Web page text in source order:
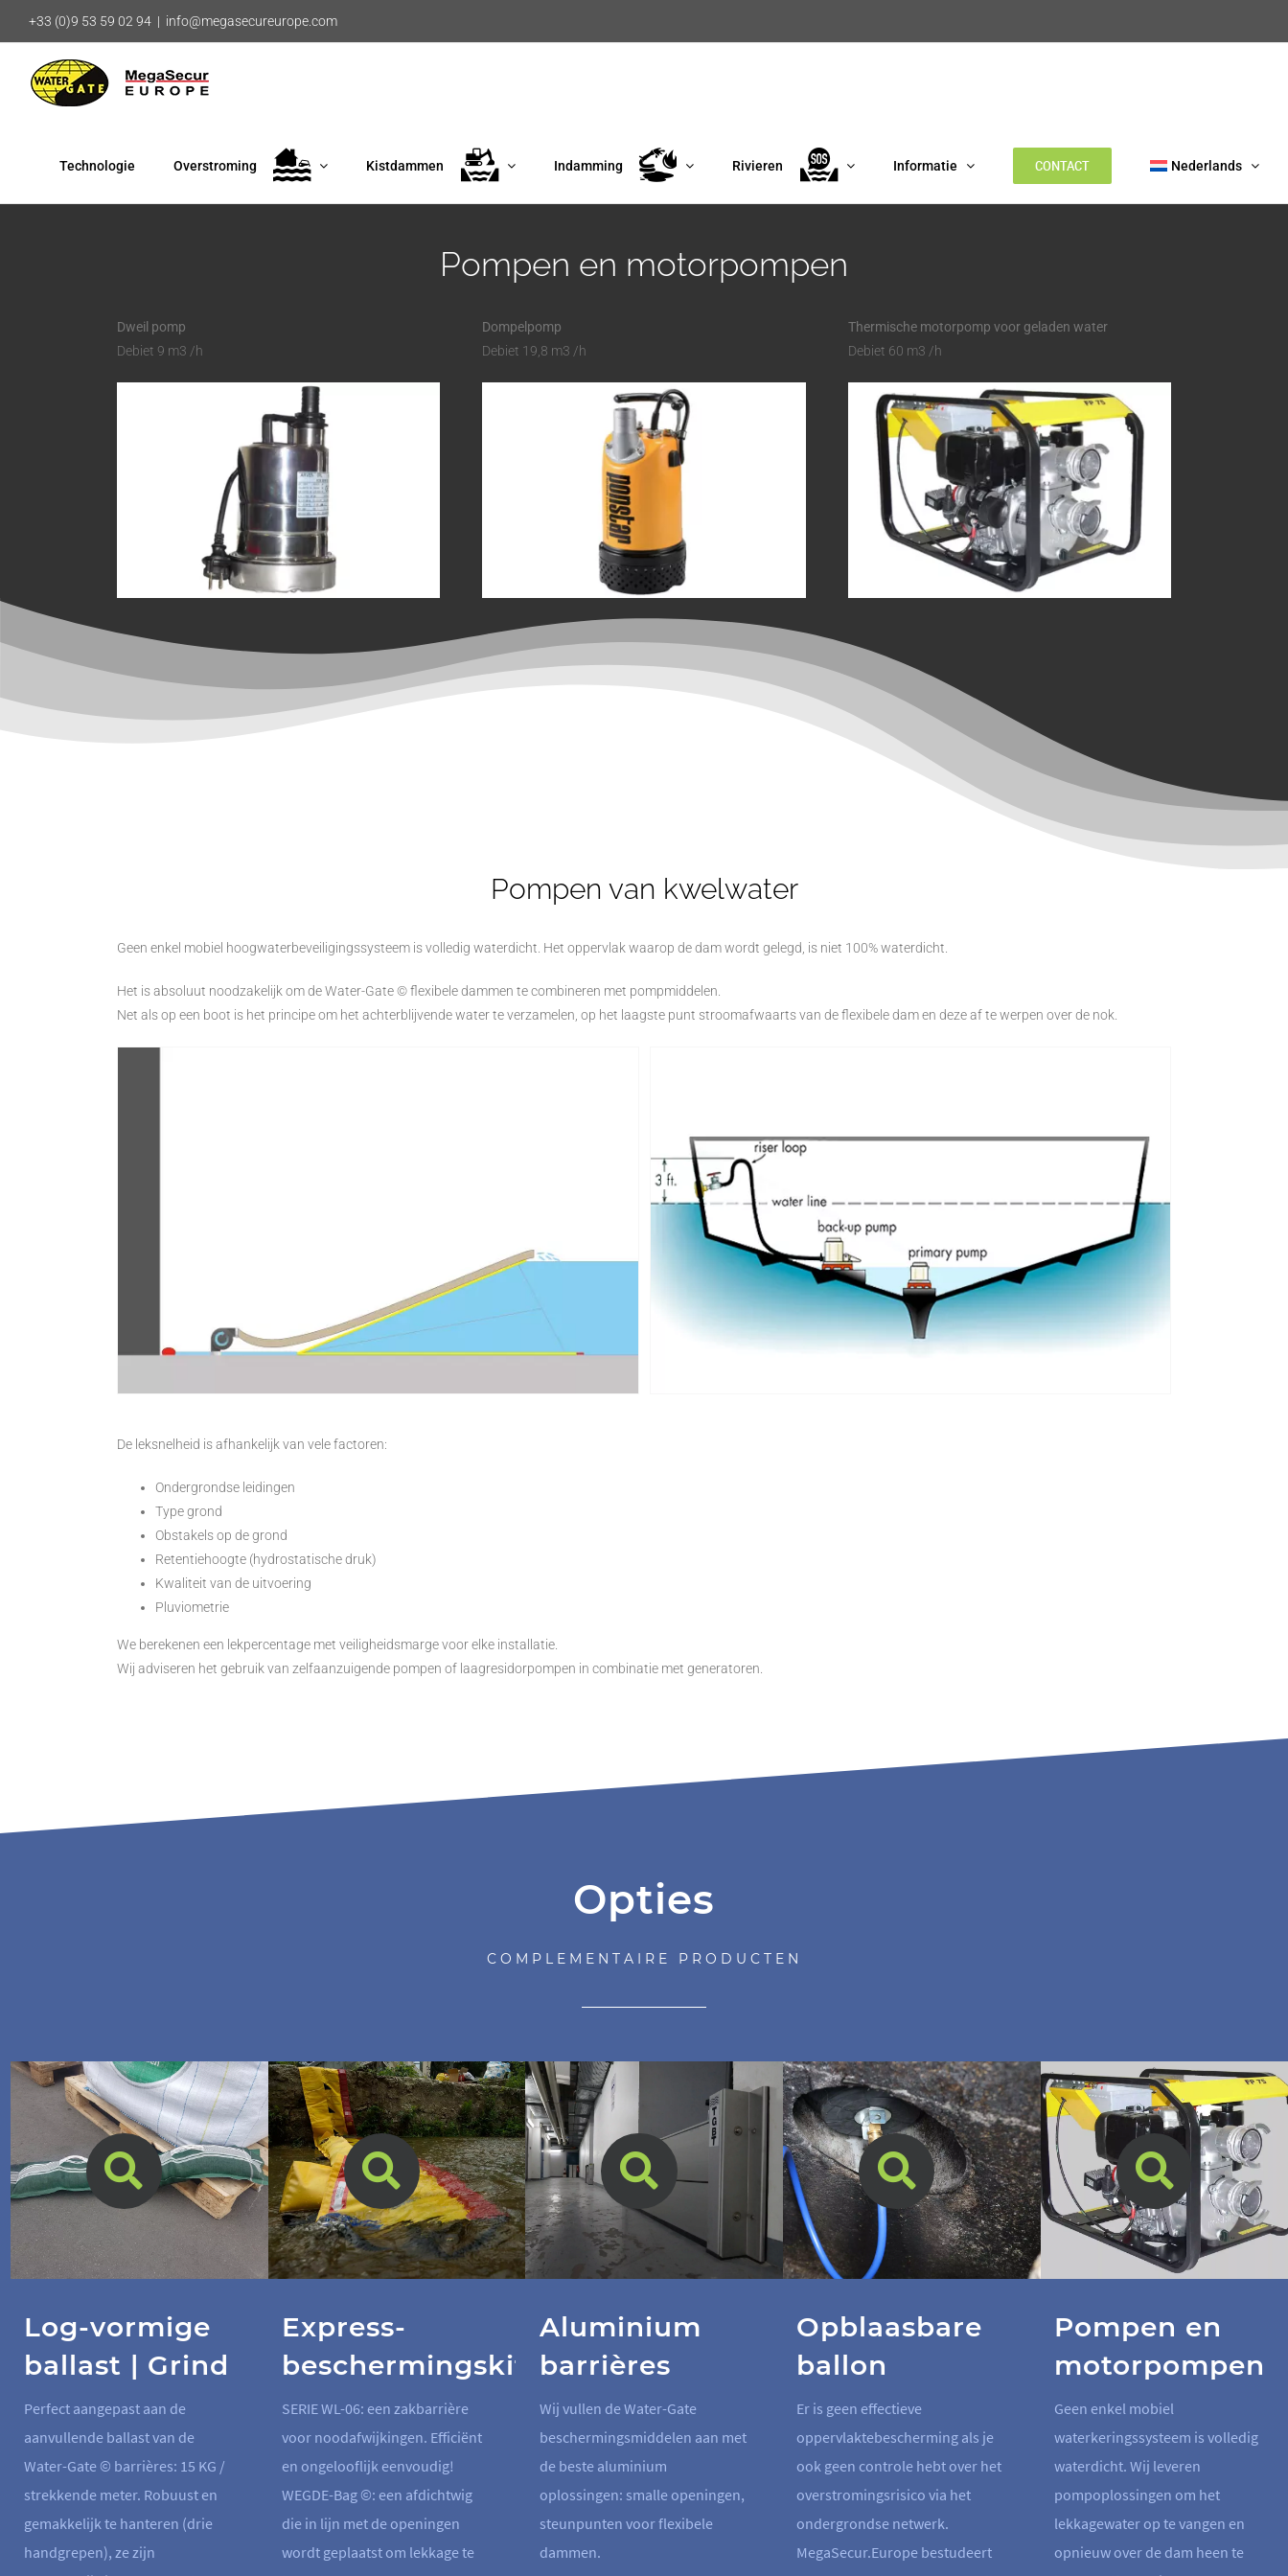
+33 (0)9 53 59 02 94 | info@megasecureurope.com
Technologie Overstroming Kistdammen Indamming Rivieren Informatie CONTACT Nederlands
Pompen en motorpompen
Dweil pomp
Debiet 9 m3 /h
Dompelpomp
Debiet 19,8 m3 /h
Thermische motorpomp voor geladen water
Debiet 60 m3 /h
Pompen van kwelwater
Geen enkel mobiel hoogwaterbeveiligingssysteem is volledig waterdicht. Het oppervlak waarop de dam wordt gelegd, is niet 100% waterdicht.
Het is absoluut noodzakelijk om de Water-Gate © flexibele dammen te combineren met pompmiddelen.
Net als op een boot is het principe om het achterblijvende water te verzamelen, op het laagste punt stroomafwaarts van de flexibele dam en deze af te werpen over de nok.
De leksnelheid is afhankelijk van vele factoren:
Ondergrondse leidingen
Type grond
Obstakels op de grond
Retentiehoogte (hydrostatische druk)
Kwaliteit van de uitvoering
Pluviometrie
We berekenen een lekpercentage met veiligheidsmarge voor elke installatie.
Wij adviseren het gebruik van zelfaanzuigende pompen of laagresidorpompen in combinatie met generatoren.
Opties
COMPLEMENTAIRE PRODUCTEN
Log-vormige
ballast | Grind
Perfect aangepast aan de
aanvullende ballast van de
Water-Gate © barrières: 15 KG /
strekkende meter. Robuust en
gemakkelijk te hanteren (drie
handgrepen), ze zijn
Express-
beschermingskit
SERIE WL-06: een zakbarrière
voor noodafwijkingen. Efficiënt
en ongelooflijk eenvoudig!
WEGDE-Bag ©: een afdichtwig
die in lijn met de openingen
wordt geplaatst om lekkage te
Aluminium
barrières
Wij vullen de Water-Gate
beschermingsmiddelen aan met
de beste aluminium
oplossingen: smalle openingen,
steunpunten voor flexibele
dammen.
Opblaasbare
ballon
Er is geen effectieve
oppervlaktebescherming als je
ook geen controle hebt over het
overstromingsrisico via het
ondergrondse netwerk.
MegaSecur.Europe bestudeert
Pompen en
motorpompen
Geen enkel mobiel
waterkeringssysteem is volledig
waterdicht. Wij leveren
pompoplossingen om het
lekkagewater op te vangen en
opnieuw over de dam heen te